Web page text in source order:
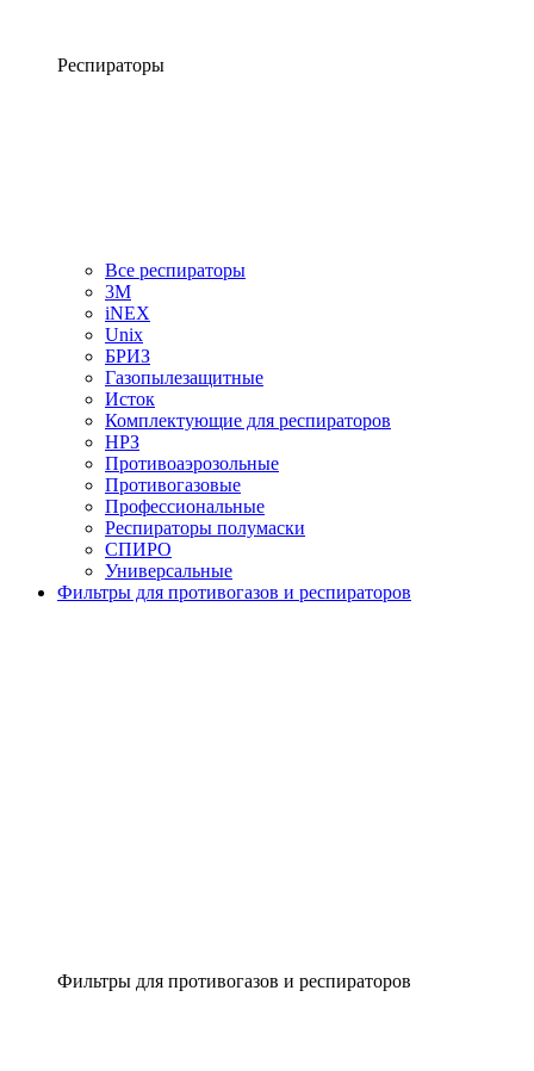
Респираторы
Все респираторы
3М
iNEX
Unix
БРИЗ
Газопылезащитные
Исток
Комплектующие для респираторов
НРЗ
Противоаэрозольные
Противогазовые
Профессиональные
Респираторы полумаски
СПИРО
Универсальные
Фильтры для противогазов и респираторов
Фильтры для противогазов и респираторов